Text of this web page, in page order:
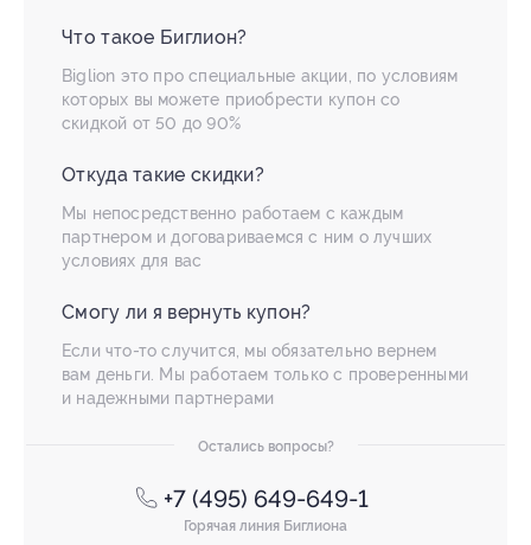
Что такое Биглион?
Biglion это про специальные акции, по условиям
которых вы можете приобрести купон со
скидкой от 50 до 90%
Откуда такие скидки?
Мы непосредственно работаем с каждым
партнером и договариваемся с ним о лучших
условиях для вас
Смогу ли я вернуть купон?
Если что-то случится, мы обязательно вернем
вам деньги. Мы работаем только с проверенными
и надежными партнерами
Остались вопросы?
+7 (495) 649-649-1
Горячая линия Биглиона